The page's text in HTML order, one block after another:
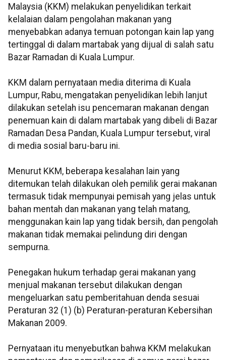
Malaysia (KKM) melakukan penyelidikan terkait
kelalaian dalam pengolahan makanan yang
menyebabkan adanya temuan potongan kain lap yang
tertinggal di dalam martabak yang dijual di salah satu
Bazar Ramadan di Kuala Lumpur.
KKM dalam pernyataan media diterima di Kuala
Lumpur, Rabu, mengatakan penyelidikan lebih lanjut
dilakukan setelah isu pencemaran makanan dengan
penemuan kain di dalam martabak yang dibeli di Bazar
Ramadan Desa Pandan, Kuala Lumpur tersebut, viral
di media sosial baru-baru ini.
Menurut KKM, beberapa kesalahan lain yang
ditemukan telah dilakukan oleh pemilik gerai makanan
termasuk tidak mempunyai pemisah yang jelas untuk
bahan mentah dan makanan yang telah matang,
menggunakan kain lap yang tidak bersih, dan pengolah
makanan tidak memakai pelindung diri dengan
sempurna.
Penegakan hukum terhadap gerai makanan yang
menjual makanan tersebut dilakukan dengan
mengeluarkan satu pemberitahuan denda sesuai
Peraturan 32 (1) (b) Peraturan-peraturan Kebersihan
Makanan 2009.
Pernyataan itu menyebutkan bahwa KKM melakukan